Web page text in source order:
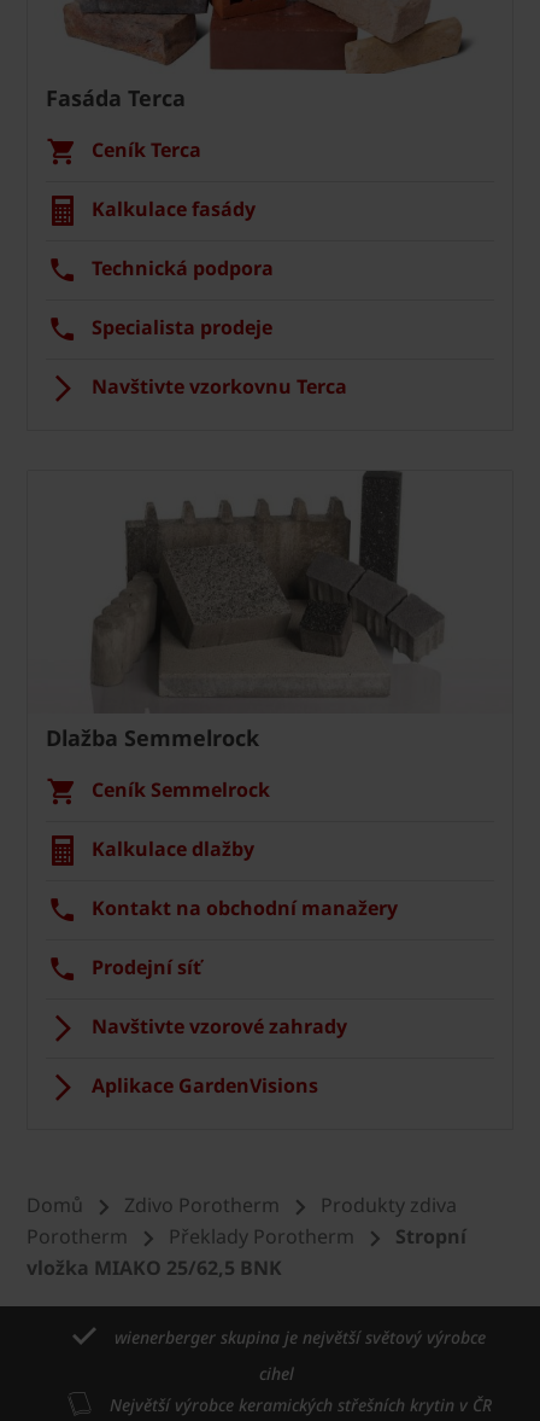
Fasáda Terca
Ceník Terca
Kalkulace fasády
Technická podpora
Specialista prodeje
Navštivte vzorkovnu Terca
Dlažba Semmelrock
Ceník Semmelrock
Kalkulace dlažby
Kontakt na obchodní manažery
Prodejní síť
Navštivte vzorové zahrady
Aplikace GardenVisions
Domů Zdivo Porotherm
Produkty zdiva
Porotherm
Překlady Porotherm
Stropní
vložka MIAKO 25/62,5 BNK
wienerberger skupina je největší světový výrobce
cihel
Největší výrobce keramických střešních krytin v ČR